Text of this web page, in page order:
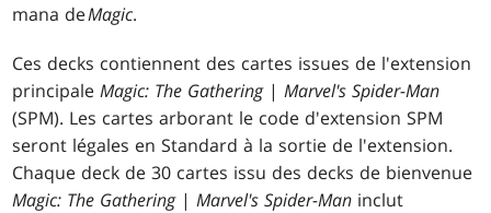
mana deMagic.
Ces decks contiennent des cartes issues de l'extension
principaleMagic: The Gathering|Marvel's Spider-Man
(SPM). Les cartes arborant le code d'extension SPM
seront légales en Standard à la sortie de l'extension.
Chaque deck de 30 cartes issu des decks de bienvenue
Magic: The Gathering|Marvel's Spider-Man inclut